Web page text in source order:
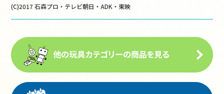
(C)2017 石森プロ・テレビ朝日・ADK・東映